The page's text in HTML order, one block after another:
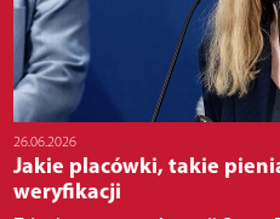
26.06.2026
Jakie placówki, takie
weryfikacji